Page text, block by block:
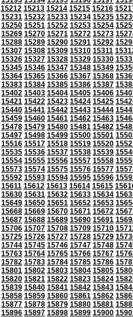
15212 15213 15214 15215 15216
15231 15232 15233 15234 15235
15250 15251 15252 15253 15254
15269 15270 15271 15272 15273
15288 15289 15290 15291 15292
15307 15308 15309 15310 15311
15326 15327 15328 15329 15330
15345 15346 15347 15348 15349
15364 15365 15366 15367 15368
15383 15384 15385 15386 15387
15402 15403 15404 15405 15406
15421 15422 15423 15424 15425
15440 15441 15442 15443 15444
15459 15460 15461 15462 15463
15478 15479 15480 15481 15482
15497 15498 15499 15500 15501
15516 15517 15518 15519 15520
15535 15536 15537 15538 15539
15554 15555 15556 15557 15558
15573 15574 15575 15576 15577
15592 15593 15594 15595 15596
15611 15612 15613 15614 15615
15630 15631 15632 15633 15634
15649 15650 15651 15652 15653
15668 15669 15670 15671 15672
15687 15688 15689 15690 15691
15706 15707 15708 15709 15710
15725 15726 15727 15728 15729
15744 15745 15746 15747 15748
15763 15764 15765 15766 15767
15782 15783 15784 15785 15786
15801 15802 15803 15804 15805
15820 15821 15822 15823 15824
15839 15840 15841 15842 15843
15858 15859 15860 15861 15862
15877 15878 15879 15880 15881
15896 15897 15898 15899 15900